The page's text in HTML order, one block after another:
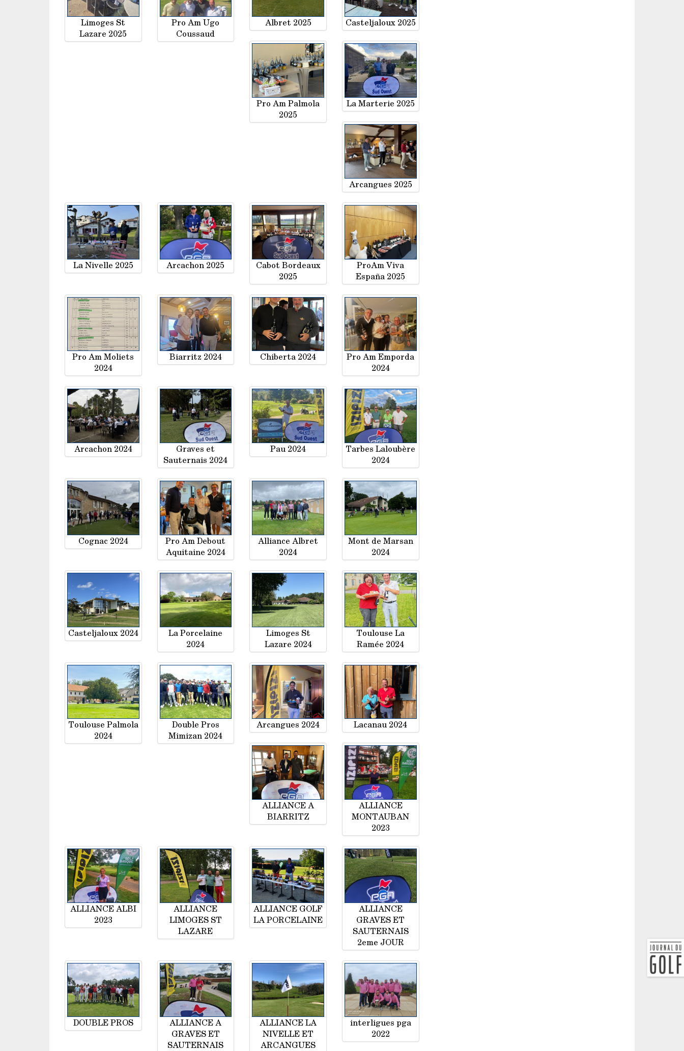
Limoges St
Lazare 2025
Pro Am Ugo
Coussaud
Albret 2025 Casteljaloux 2025
Pro Am Palmola
2025
La Marterie 2025
Arcangues 2025
La Nivelle 2025 Arcachon 2025
Cabot Bordeaux
2025
ProAm Viva
España 2025
Pro Am Moliets
2024
Biarritz 2024 Chiberta 2024
Pro Am Emporda
2024
Arcachon 2024
Graves et
Sauternais 2024
Pau 2024
Tarbes Laloubère
2024
Cognac 2024
Pro Am Debout
Aquitaine 2024
Alliance Albret
2024
Mont de Marsan
2024
Casteljaloux 2024
La Porcelaine
2024
Limoges St
Lazare 2024
Toulouse La
Ramée 2024
Toulouse Palmola
2024
Double Pros
Mimizan 2024
Arcangues 2024 Lacanau 2024
ALLIANCE A
BIARRITZ
ALLIANCE
MONTAUBAN
2023
ALLIANCE ALBI
2023
ALLIANCE
LIMOGES ST
LAZARE
ALLIANCE GOLF
LA PORCELAINE
ALLIANCE
GRAVES ET
SAUTERNAIS
2eme JOUR
DOUBLE PROS
ALLIANCE A
GRAVES ET
SAUTERNAIS
ALLIANCE LA
NIVELLE ET
ARCANGUES
interligues pga
2022